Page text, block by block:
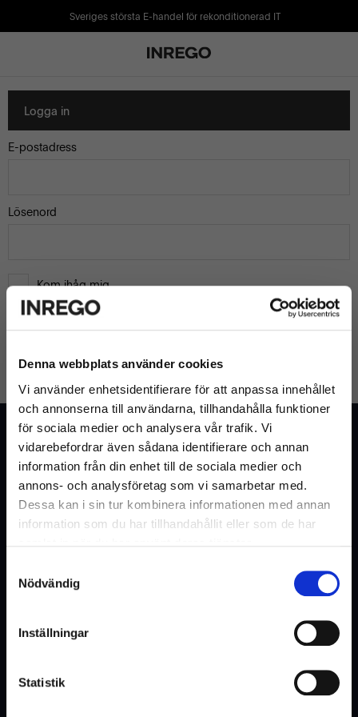
Denna webbplats använder cookies
Vi använder enhetsidentifierare för att anpassa innehållet
och annonserna till användarna, tillhandahålla funktioner
för sociala medier och analysera vår trafik. Vi
vidarebefordrar även sådana identifierare och annan
information från din enhet till de sociala medier och
annons- och analysföretag som vi samarbetar med.
Dessa kan i sin tur kombinera informationen med annan
information som du har tillhandahållit eller som de har
Nödvändig
Inställningar
Statistik
Sveriges största E-handel för rekonditionerad IT
Logga in
E-postadress
Lösenord
Kom ihåg mig
GLÖMT LÖSENORD
Kundtjänst
Vanliga frågor & svar
Kontakta oss
Cookies och Integritetspolicy
Ångra köp